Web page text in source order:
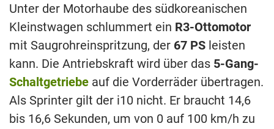
Unter der Motorhaube des südkoreanischen
Kleinstwagen schlummert ein R3-Ottomotor
mit Saugrohreinspritzung, der 67 PS leisten
kann. Die Antriebskraft wird über das 5-Gang-
Schaltgetriebe auf die Vorderräder übertragen.
Als Sprinter gilt der i10 nicht. Er braucht 14,6
bis 16,6 Sekunden, um von 0 auf 100 km/h zu